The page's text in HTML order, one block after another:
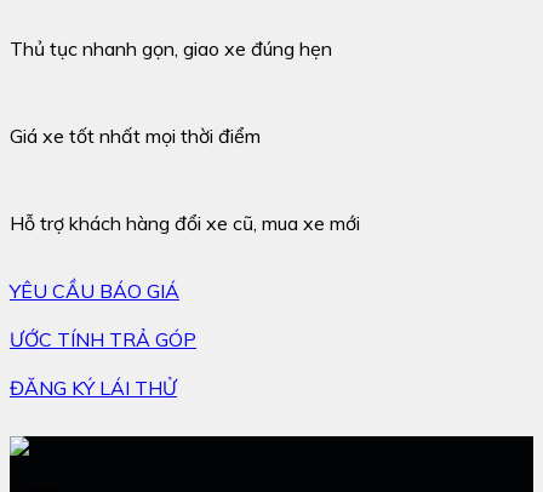
Thủ tục nhanh gọn, giao xe đúng hẹn
Giá xe tốt nhất mọi thời điểm
Hỗ trợ khách hàng đổi xe cũ, mua xe mới
YÊU CẦU BÁO GIÁ
ƯỚC TÍNH TRẢ GÓP
ĐĂNG KÝ LÁI THỬ